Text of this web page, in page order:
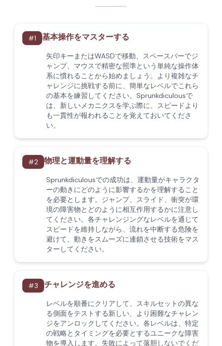
#1 基本操作をマスターする
矢印キーまたはWASDで移動、スペースバーでジ
ャンプ、マウスで精密な照準という単純な操作体
系に慣れることから始めましょう。より複雑なチ
ャレンジに挑戦する前に、簡単なレベルでこれら
の基本を練習してください。Sprunkdiculousで
は、新しいメカニクスを学ぶ際に、スピードより
も一貫性が報われることを覚えておいてくださ
い。
#2 物理と運動量を理解する
Sprunkdiculousでの成功は、運動量がキャラクタ
ーの動きにどのように影響するかを理解すること
を必要とします。ジャンプ、スライド、衝突が環
境の障害物とどのように相互作用するかに注意し
てください。各チャレンジングなレベルを通じて
スピードを維持しながら、流れを中断する危険を
避けて、動きをスムーズに連鎖させる技術をマス
ターしてください。
#3 チャレンジを進める
レベルを順番にクリアして、スキルセットの異な
る側面をテストする新しい、より困難なチャレン
ジをアンロックしてください。各レベルは、特定
の戦略とタイミングを必要とするユニークな障害
物を導入します。失敗によって落胆しないでくだ